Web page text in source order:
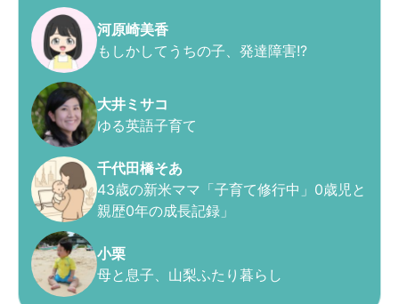
河原崎美香
もしかしてうちの子、発達障害!?
大井ミサコ
ゆる英語子育て
千代田橋そあ
43歳の新米ママ「子育て修行中」0歳児と
親歴0年の成長記録」
小栗
母と息子、山梨ふたり暮らし